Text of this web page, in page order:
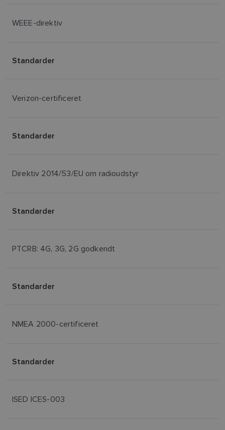
WEEE-direktiv
Standarder
Verizon-certificeret
Standarder
Direktiv 2014/53/EU om radioudstyr
Standarder
PTCRB: 4G, 3G, 2G godkendt
Standarder
NMEA 2000-certificeret
Standarder
ISED ICES-003